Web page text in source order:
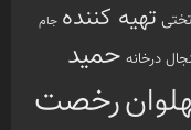
تختی تهیه کننده جام
درخانه حمید
رخصت